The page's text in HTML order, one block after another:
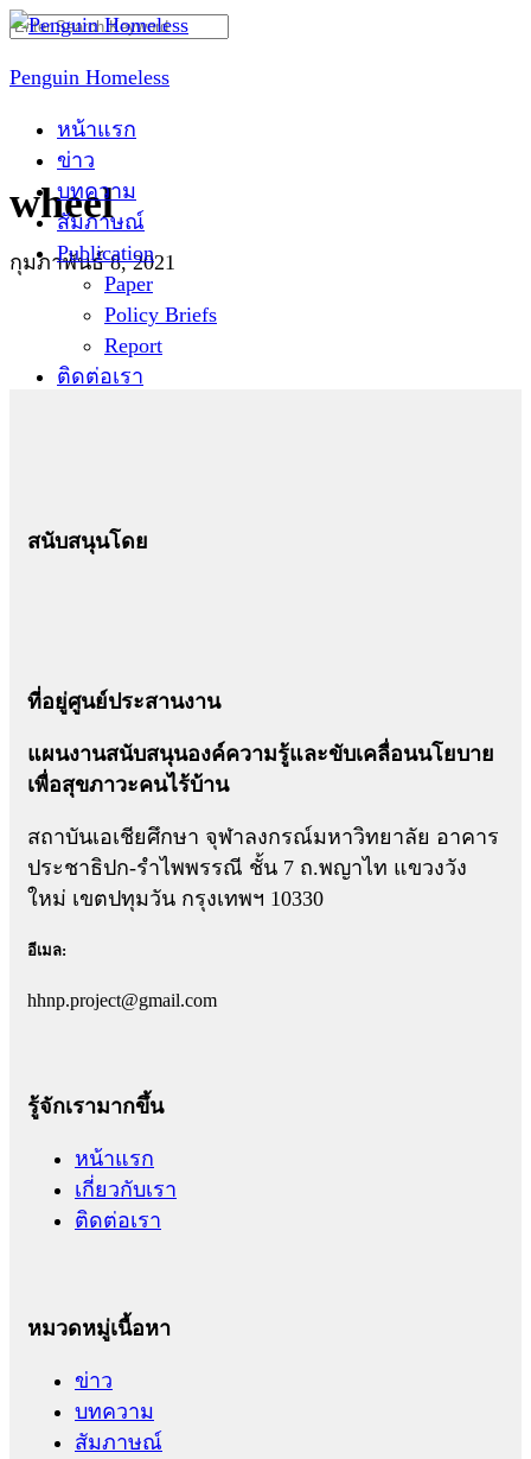
Skip
content
Penguin Homeless
หน้าแรก
ข่าว
บทความ
สัมภาษณ์
Publication
Paper
Policy Briefs
Report
ติดต่อเรา
Search
wheel
กุมภาพันธ์ 8, 2021
สนับสนุนโดย
ที่อยู่ศูนย์ประสานงาน
แผนงานสนับสนุนองค์ความรู้และขับเคลื่อนนโยบาย
เพื่อสุขภาวะคนไร้บ้าน
สถาบันเอเชียศึกษา จุฬาลงกรณ์มหาวิทยาลัย อาคาร
ประชาธิปก-รำไพพรรณี ชั้น 7 ถ.พญาไท แขวงวัง
ใหม่ เขตปทุมวัน กรุงเทพฯ 10330
อีเมล:
hhnp.project@gmail.com
รู้จักเรามากขึ้น
หน้าแรก
เกี่ยวกับเรา
ติดต่อเรา
หมวดหมู่เนื้อหา
ข่าว
บทความ
สัมภาษณ์